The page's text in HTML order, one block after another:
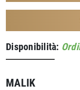
Disponibilità:
MALIK